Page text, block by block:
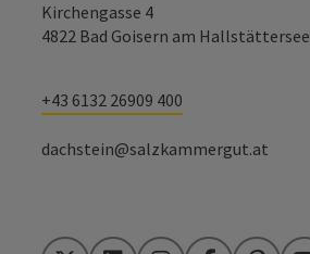
Kirchengasse 4
4822 Bad Goisern am Hallstättersee
+43 6132 26909 400
dachstein@salzkammergut.at